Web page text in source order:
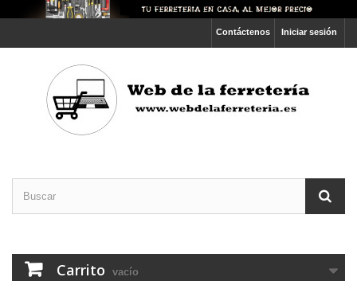
Iniciar sesión
Contáctenos
Carrito vacío